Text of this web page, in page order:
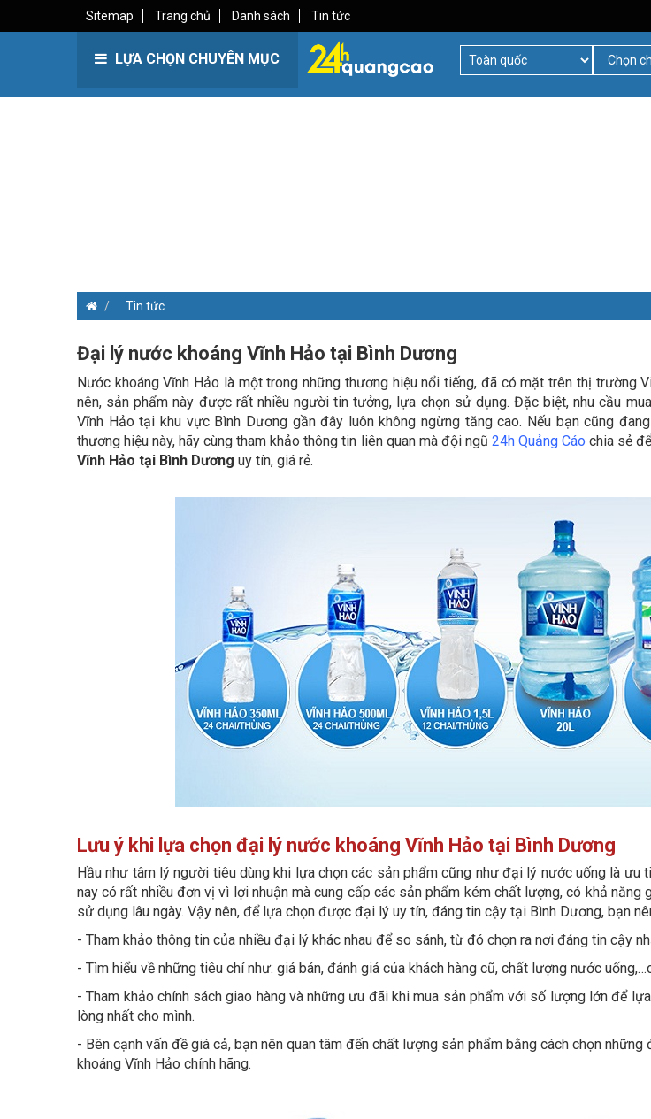
Sitemap Trang chủ Danh sách Tin tức
LỰA CHỌN CHUYÊN MỤC
Tin tức
Đại lý nước khoáng Vĩnh Hảo tại Bình Dương
Nước khoáng Vĩnh Hảo là một trong những thương hiệu nổi tiếng, đã có mặt trên thị trường
nên, sản phẩm này được rất nhiều người tin tưởng, lựa chọn sử dụng. Đặc biệt, nhu cầu
Vĩnh Hảo tại khu vực Bình Dương gần đây luôn không ngừng tăng cao. Nếu bạn cũng
thương hiệu này, hãy cùng tham khảo thông tin liên quan mà đội ngũ 24h Quảng Cáo chia sẻ
Vĩnh Hảo tại Bình Dương uy tín, giá rẻ.
Lưu ý khi lựa chọn đại lý nước khoáng Vĩnh Hảo tại Bình Dương
Hầu như tâm lý người tiêu dùng khi lựa chọn các sản phẩm cũng như đại lý nước uống là ưu
nay có rất nhiều đơn vị vì lợi nhuận mà cung cấp các sản phẩm kém chất lượng, có khả năng
sử dụng lâu ngày. Vậy nên, để lựa chọn được đại lý uy tín, đáng tin cậy tại Bình Dương, bạn
- Tham khảo thông tin của nhiều đại lý khác nhau để so sánh, từ đó chọn ra nơi đáng tin cậy
- Tìm hiểu về những tiêu chí như: giá bán, đánh giá của khách hàng cũ, chất lượng nước
- Tham khảo chính sách giao hàng và những ưu đãi khi mua sản phẩm với số lượng lớn để
lòng nhất cho mình.
- Bên cạnh vấn đề giá cả, bạn nên quan tâm đến chất lượng sản phẩm bằng cách chọn
khoáng Vĩnh Hảo chính hãng.